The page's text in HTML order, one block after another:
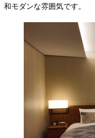
和モダンな雰囲気です。